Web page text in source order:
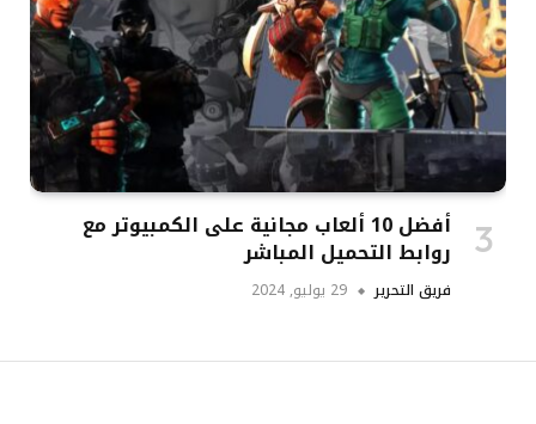
أفضل 10 ألعاب مجانية على الكمبيوتر مع
روابط التحميل المباشر
فريق التحرير 29 يوليو, 2024